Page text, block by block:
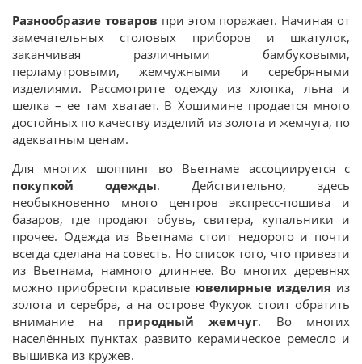
Разнообразие товаров при этом поражает. Начиная от
замечательных столовых приборов и шкатулок,
заканчивая различными бамбуковыми,
перламутровыми, жемчужными и серебряными
изделиями. Рассмотрите одежду из хлопка, льна и
шелка – ее там хватает. В Хошимине продается много
достойных по качеству изделий из золота и жемчуга, по
адекватным ценам.
Для многих шоппинг во Вьетнаме ассоциируется с
покупкой одежды. Действительно, здесь
необыкновенно много центров экспресс-пошива и
базаров, где продают обувь, свитера, купальники и
прочее. Одежда из Вьетнама стоит недорого и почти
всегда сделана на совесть. Но список того, что привезти
из Вьетнама, намного длиннее. Во многих деревнях
можно приобрести красивые ювелирные изделия из
золота и серебра, а на острове Фукуок стоит обратить
внимание на природный жемчуг. Во многих
населённых пунктах развито керамическое ремесло и
вышивка из кружев.